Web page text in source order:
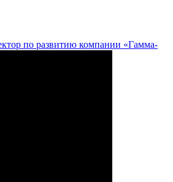
по развитию компании «Гамма-